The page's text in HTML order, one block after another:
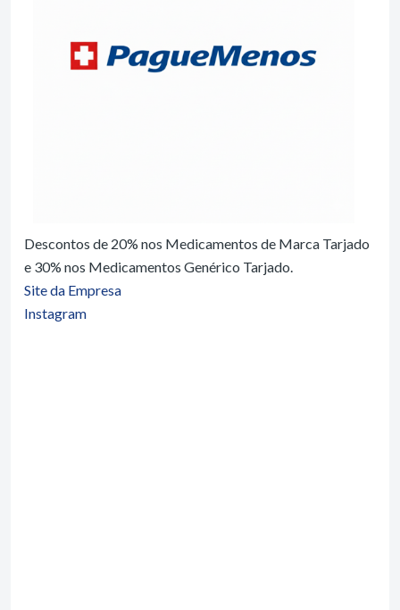
Descontos de 20% nos Medicamentos de Marca Tarjado
e 30% nos Medicamentos Genérico Tarjado.
Site da Empresa
Instagram